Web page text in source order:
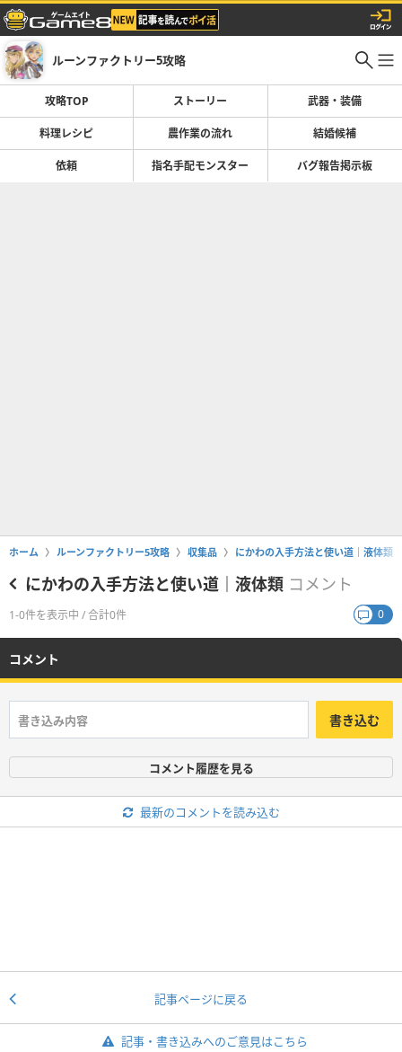
ルーンファクトリー5攻略
攻略TOP ストーリー 武器・装備
料理レシピ 農作業の流れ 結婚候補
依頼 指名手配モンスター バグ報告掲示板
ホーム ルーンファクトリー5攻略 収集品 にかわの入手方法と使い道｜液体類
にかわの入手方法と使い道｜液体類 コメント
1-0件を表示中 / 合計0件 0
コメント
書き込む
コメント履歴を見る
最新のコメントを読み込む
記事ページに戻る
記事・書き込みへのご意見はこちら